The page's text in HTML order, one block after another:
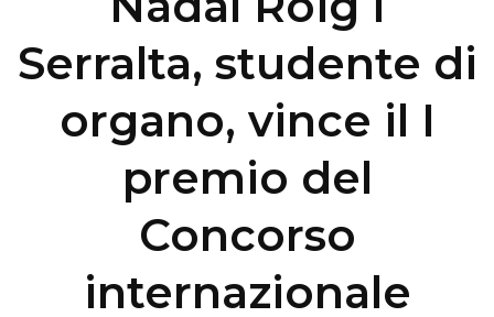
Serralta, studente di
organo, vince il I
premio del
Concorso
internazionale